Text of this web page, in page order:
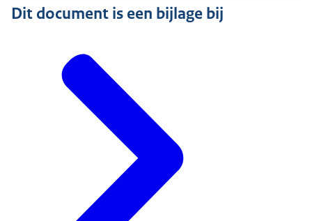
Dit document is een bijlage bij